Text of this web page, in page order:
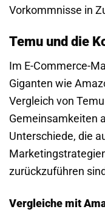
Vorkommnisse in
Temu und die
Im E-Commerce-
Giganten wie
Vergleich von
Gemeinsamkeiten
Unterschiede, die
zurückzuführen
Vergleiche mit